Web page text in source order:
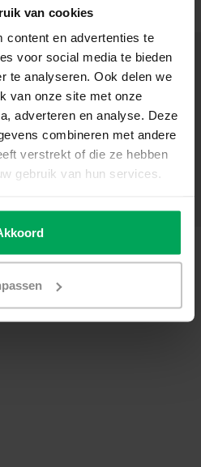
van cookies
content en advertenties te
voor social media te bieden
te analyseren. Ook delen we
van onze site met onze
adverteren en analyse. Deze
combineren met andere
verstrekt of die ze hebben
gebruik van hun services.
|Sitemap|RSS Feed